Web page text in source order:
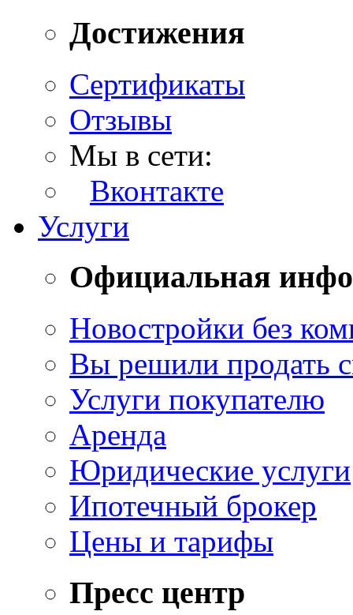
Достижения
Сертификаты
Отзывы
Мы в сети:
Вконтакте
Услуги
Официальная
Новостройки без
Вы решили продать
Услуги покупателю
Аренда
Юридические услуги
Ипотечный брокер
Цены и тарифы
Пресс центр